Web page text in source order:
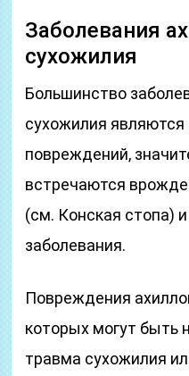
Заболевания
сухожилия
Большинство
сухожилия
повреждений,
встречаются
(см. Конская стопа)
заболевания.
Повреждения
которых могут быть
травма сухожилия